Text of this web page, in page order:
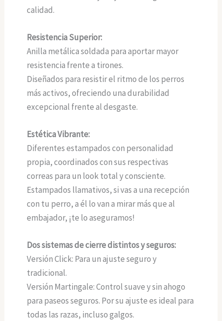
calidad.
Resistencia Superior:
Anilla metálica soldada para aportar mayor
resistencia frente a tirones.
Diseñados para resistir el ritmo de los perros
más activos, ofreciendo una durabilidad
excepcional frente al desgaste.
Estética Vibrante:
Diferentes estampados con personalidad
propia, coordinados con sus respectivas
correas para un look total y consciente.
Estampados llamativos, si vas a una recepción
con tu perro, a él lo van a mirar más que al
embajador, ¡te lo aseguramos!
Dos sistemas de cierre distintos y seguros:
Versión Click: Para un ajuste seguro y
tradicional.
Versión Martingale: Control suave y sin ahogo
para paseos seguros. Por su ajuste es ideal para
todas las razas, incluso galgos.